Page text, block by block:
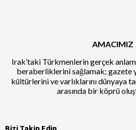
AMACIMIZ
Irak’taki Türkmenlerin gerçek
beraberliklerini sağlamak; gazete
kültürlerini ve varlıklarını dünyaya
arasında bir köprü